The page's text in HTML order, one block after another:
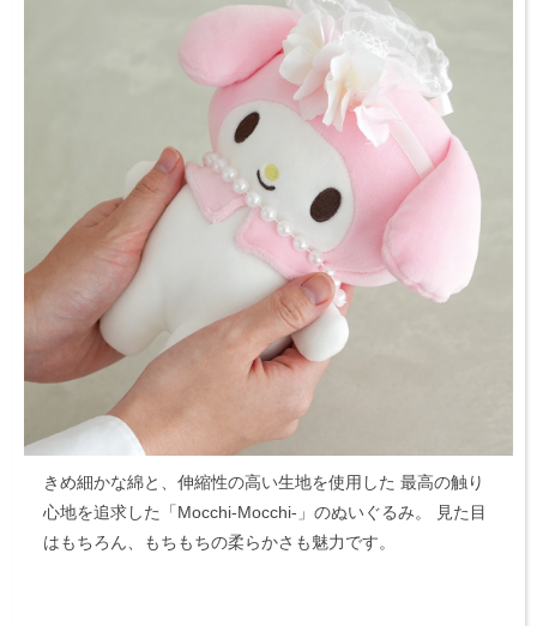
きめ細かな綿と、伸縮性の高い生地を使用した 最高の触り
心地を追求した「Mocchi-Mocchi-」のぬいぐるみ。
見た目
はもちろん、もちもちの柔らかさも魅力です。